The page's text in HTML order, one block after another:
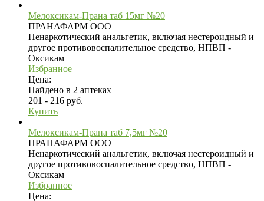
Мелоксикам-Прана таб 15мг №20
ПРАНАФАРМ ООО
Ненаркотический анальгетик, включая нестероидный и
другое противовоспалительное средство, НПВП -
Оксикам
Избранное
Цена:
Найдено в 2 аптеках
201 - 216 руб.
Купить
Мелоксикам-Прана таб 7,5мг №20
ПРАНАФАРМ ООО
Ненаркотический анальгетик, включая нестероидный и
другое противовоспалительное средство, НПВП -
Оксикам
Избранное
Цена: